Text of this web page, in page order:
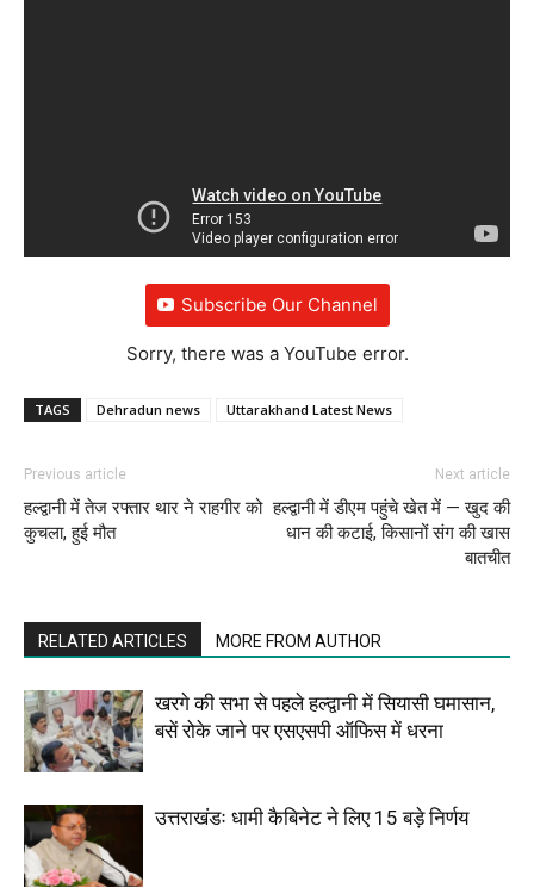
Subscribe Our Channel
Sorry, there was a YouTube error.
TAGS Dehradun news Uttarakhand Latest News
Previous article
हल्द्वानी में तेज रफ्तार थार ने राहगीर को
कुचला, हुई मौत
Next article
हल्द्वानी में डीएम पहुंचे खेत में — खुद की
धान की कटाई, किसानों संग की खास
बातचीत
RELATED ARTICLES MORE FROM AUTHOR
खरगे की सभा से पहले हल्द्वानी में सियासी घमासान,
बसें रोके जाने पर एसएसपी ऑफिस में धरना
उत्तराखंडः धामी कैबिनेट ने लिए 15 बड़े निर्णय